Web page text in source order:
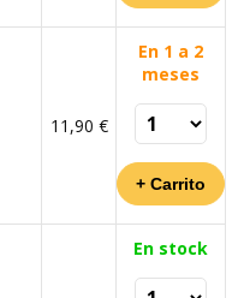
11,90 €
En 1 a 2
meses
En stock